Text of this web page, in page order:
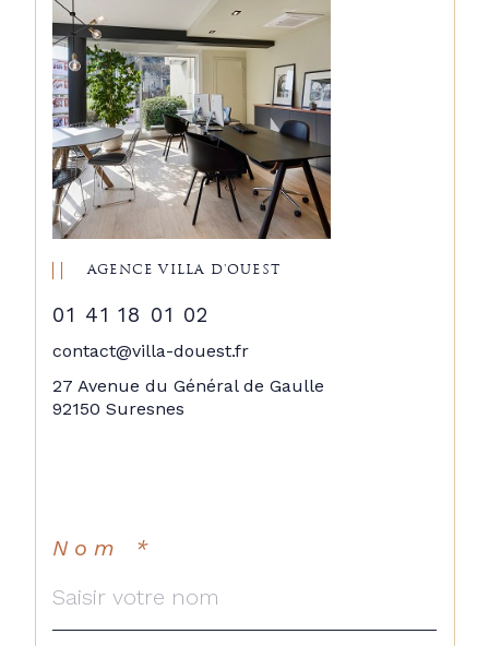
AGENCE VILLA D'OUEST
01 41 18 01 02
contact@villa-douest.fr
27 Avenue du Général de Gaulle
92150 Suresnes
Nom *